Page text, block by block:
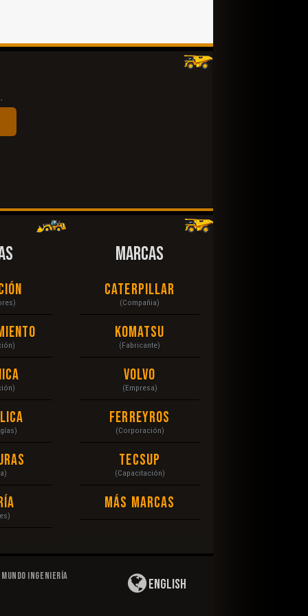
MARCAS
Caterpillar
(Compañia)
Komatsu
(Fabricante)
Volvo
(Empresa)
Ferreyros
(Corporación)
Tecsup
(Capacitación)
Más Marcas
Mundo Ingeniería
English